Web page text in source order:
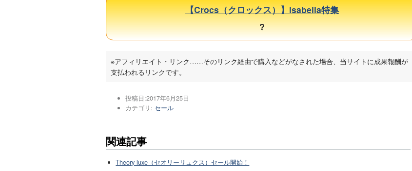
【Crocs（クロックス）】isabella特集
?
※アフィリエイト・リンク……そのリンク経由で購入などがなされた場合、当サイトに成果報酬が
支払われるリンクです。
投稿日:2017年6月25日
カテゴリ: セール
関連記事
Theory luxe（セオリーリュクス）セール開始！